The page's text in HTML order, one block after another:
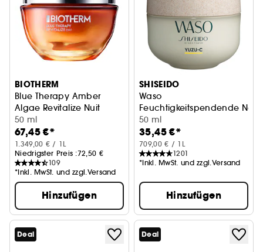
BIOTHERM
Blue Therapy Amber
Algae Revitalize Nuit
50 ml
67,45 €*
1.349,00 € / 1L
Niedrigster Preis :72,50 €
109
*Inkl. MwSt. und zzgl.Versand
Hinzufügen
SHISEIDO
Waso
Feuchtigkeitspendende
50 ml
35,45 €*
709,00 € / 1L
1201
*Inkl. MwSt. und zzgl.Versand
Hinzufügen
Deal Deal